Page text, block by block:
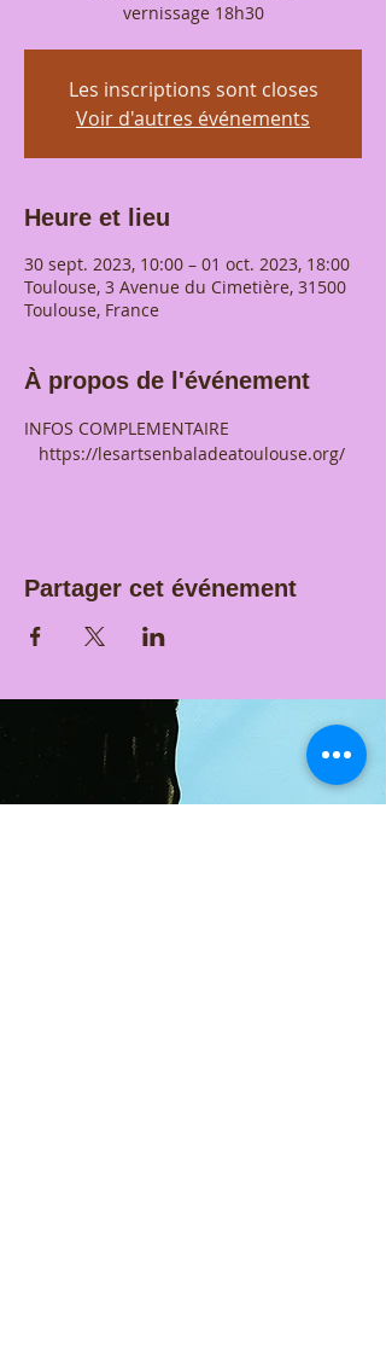
vernissage 18h30
Les inscriptions sont closes
Voir d'autres événements
Heure et lieu
30 sept. 2023, 10:00 – 01 oct. 2023, 18:00
Toulouse, 3 Avenue du Cimetière, 31500
Toulouse, France
À propos de l'événement
INFOS COMPLEMENTAIRE
https://lesartsenbaladeatoulouse.org/
Partager cet événement